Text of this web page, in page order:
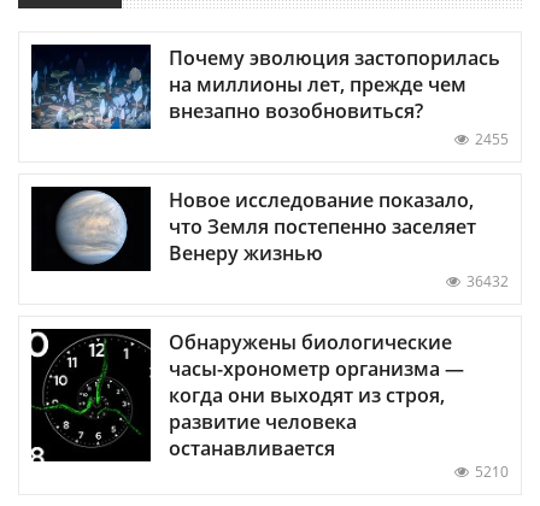
Почему эволюция застопорилась
на миллионы лет, прежде чем
внезапно возобновиться?
2455
Новое исследование показало,
что Земля постепенно заселяет
Венеру жизнью
36432
Обнаружены биологические
часы-хронометр организма —
когда они выходят из строя,
развитие человека
останавливается
5210